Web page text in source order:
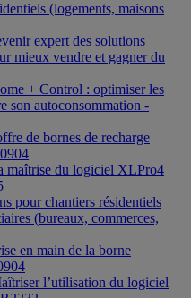
(logements, maisons
expert des solutions
mieux vendre et gagner du
+ Control : optimiser les
son autoconsommation -
de bornes de recharge
maîtrise du logiciel XLPro4
pour chantiers résidentiels
(bureaux, commerces,
en main de la borne
l’utilisation du logiciel